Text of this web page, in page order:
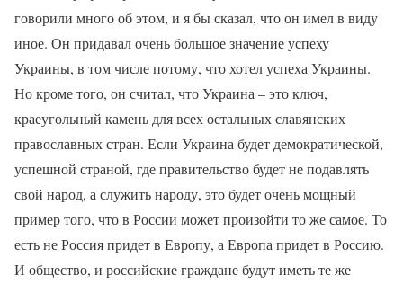
говорили много об этом, и я бы сказал, что он имел в виду
иное. Он придавал очень большое значение успеху
Украины, в том числе потому, что хотел успеха Украины.
Но кроме того, он считал, что Украина – это ключ,
краеугольный камень для всех остальных славянских
православных стран. Если Украина будет демократической,
успешной страной, где правительство будет не подавлять
свой народ, а служить народу, это будет очень мощный
пример того, что в России может произойти то же самое. То
есть не Россия придет в Европу, а Европа придет в Россию.
И общество, и российские граждане будут иметь те же